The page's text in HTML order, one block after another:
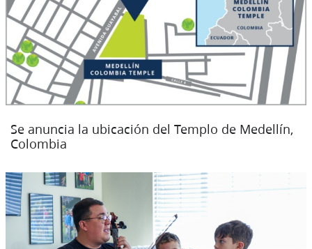
Se anuncia la ubicación del Templo de Medellín,
Colombia